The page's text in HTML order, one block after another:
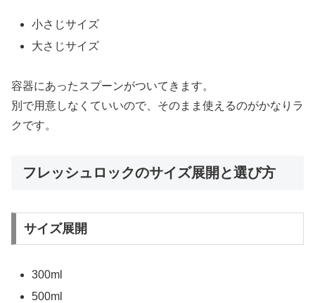
小さじサイズ
大さじサイズ
容器にあったスプーンがついてきます。
別で用意しなくていいので、そのまま使えるのがかなりラ
クです。
フレッシュロックのサイズ展開と選び方
サイズ展開
300ml
500ml